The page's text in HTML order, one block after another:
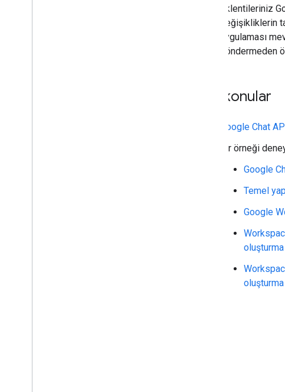
Eklentileriniz
değişikliklerin
uygulaması
göndermeden
İlgili konular
Google Chat
Bir örneği
Google
Temel
Google
oluşturma
oluşturma